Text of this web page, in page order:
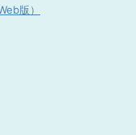
版）